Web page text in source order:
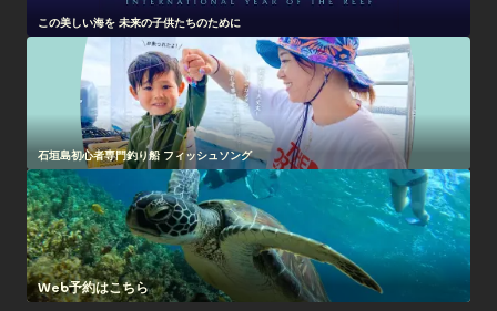
この美しい海を 未来の子供たちのために
石垣島初心者専門釣り船 フィッシュソング
Web予約はこちら